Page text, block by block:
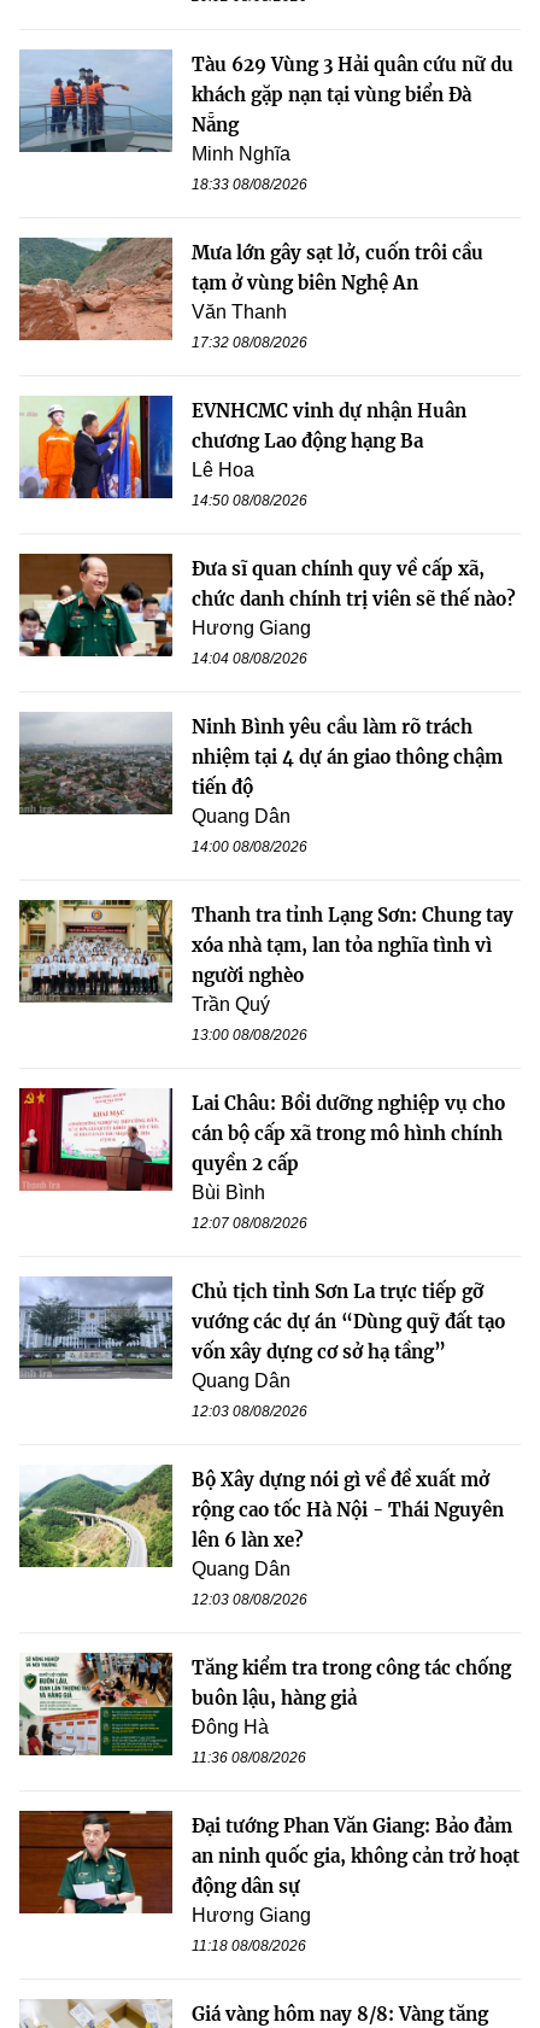
Tàu 629 Vùng 3 Hải quân cứu nữ du
khách gặp nạn tại vùng biển Đà
Nẵng
Minh Nghĩa
18:33 08/08/2026
Mưa lớn gây sạt lở, cuốn trôi cầu
tạm ở vùng biên Nghệ An
Văn Thanh
17:32 08/08/2026
EVNHCMC vinh dự nhận Huân
chương Lao động hạng Ba
Lê Hoa
14:50 08/08/2026
Đưa sĩ quan chính quy về cấp xã,
chức danh chính trị viên sẽ thế nào?
Hương Giang
14:04 08/08/2026
Ninh Bình yêu cầu làm rõ trách
nhiệm tại 4 dự án giao thông chậm
tiến độ
Quang Dân
14:00 08/08/2026
Thanh tra tỉnh Lạng Sơn: Chung tay
xóa nhà tạm, lan tỏa nghĩa tình vì
người nghèo
Trần Quý
13:00 08/08/2026
Lai Châu: Bồi dưỡng nghiệp vụ cho
cán bộ cấp xã trong mô hình chính
quyền 2 cấp
Bùi Bình
12:07 08/08/2026
Chủ tịch tỉnh Sơn La trực tiếp gỡ
vướng các dự án “Dùng quỹ đất tạo
vốn xây dựng cơ sở hạ tầng”
Quang Dân
12:03 08/08/2026
Bộ Xây dựng nói gì về đề xuất mở
rộng cao tốc Hà Nội - Thái Nguyên
lên 6 làn xe?
Quang Dân
12:03 08/08/2026
Tăng kiểm tra trong công tác chống
buôn lậu, hàng giả
Đông Hà
11:36 08/08/2026
Đại tướng Phan Văn Giang: Bảo đảm
an ninh quốc gia, không cản trở hoạt
động dân sự
Hương Giang
11:18 08/08/2026
Giá vàng hôm nay 8/8: Vàng tăng